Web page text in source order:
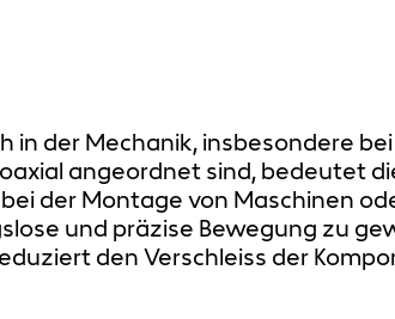
in der Mechanik, insbesondere bei
angeordnet sind, bedeutet
der Montage von Maschinen
und präzise Bewegung zu
den Verschleiss der